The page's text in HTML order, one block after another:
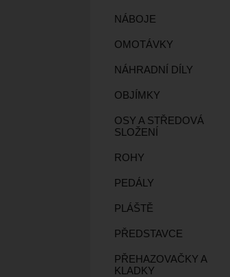
NÁBOJE
OMOTÁVKY
NÁHRADNÍ DÍLY
OBJÍMKY
OSY A STŘEDOVÁ
SLOŽENÍ
ROHY
PEDÁLY
PLÁŠTĚ
PŘEDSTAVCE
PŘEHAZOVAČKY A
KLADKY